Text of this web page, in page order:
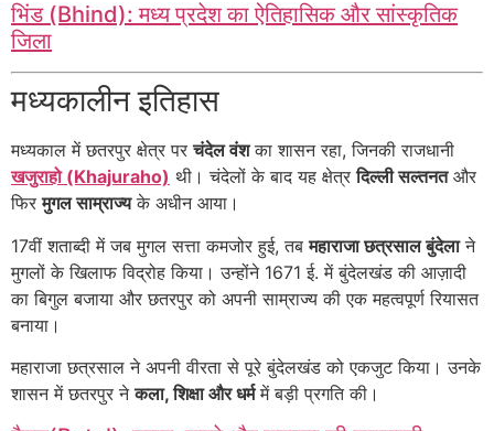
भिंड (Bhind): मध्य प्रदेश का ऐतिहासिक और सांस्कृतिक
जिला
मध्यकालीन इतिहास
मध्यकाल में छतरपुर क्षेत्र परचंदेल वंशका शासन रहा, जिनकी राजधानी
खजुराहो (Khajuraho) थी। चंदेलों के बाद यह क्षेत्रदिल्ली सल्तनतऔर
फिरमुगल साम्राज्यके अधीन आया।
17वीं शताब्दी में जब मुगल सत्ता कमजोर हुई, तबमहाराजा छत्रसाल बुंदेलाने
मुगलों के खिलाफ विद्रोह किया। उन्होंने 1671 ई. में बुंदेलखंड की आज़ादी
का बिगुल बजाया और छतरपुर को अपनी साम्राज्य की एक महत्वपूर्ण रियासत
बनाया।
महाराजा छत्रसाल ने अपनी वीरता से पूरे बुंदेलखंड को एकजुट किया। उनके
शासन में छतरपुर नेकला, शिक्षा और धर्ममें बड़ी प्रगति की।